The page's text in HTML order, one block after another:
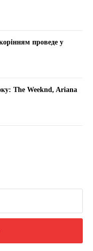
проведе у
The Weeknd, Ariana